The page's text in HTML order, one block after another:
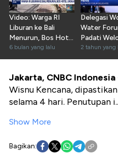
Video: Warga RI
Liburan ke Bali
Menurun, Bos Hotel
Ungkap Sebabnya
6 bulan yang lalu
Delegasi
Water
Padati
Gala Dinner
2 tahun yang
Jakarta, CNBC Indonesia
Wisnu Kencana,
selama 4 hari. Penutupan
Show More
Bagikan: